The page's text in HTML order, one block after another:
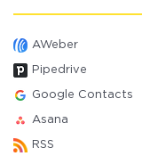
AWeber
Pipedrive
Google Contacts
Asana
RSS